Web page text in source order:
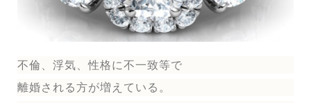
不倫、浮気、性格に不一致等で
離婚される方が増えている。